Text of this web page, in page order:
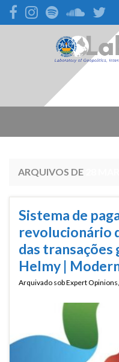
Search for:
ARQUIVOS DE
Sistema de
revolucionário
das transações
Helmy |
Arquivado sobExpert Opinions,